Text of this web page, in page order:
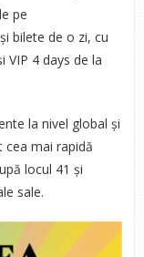
pe
bilete de o zi, cu
VIP 4 days de la
la nivel global și
cea mai rapidă
locul 41 și
sale.